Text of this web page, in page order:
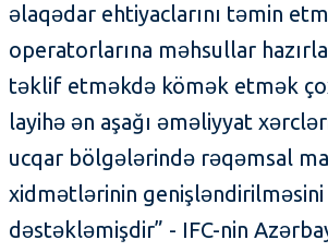
əlaqədar ehtiyaclarını təmin
operatorlarına məhsullar
təklif etməkdə kömək etmək
layihə ən aşağı əməliyyat
ucqar bölgələrində rəqəmsal
xidmətlərinin genişləndirilməsini
dəstəkləmişdir” - IFC-nin